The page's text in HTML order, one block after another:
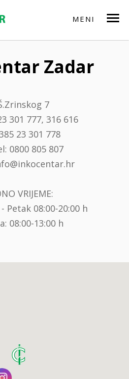
MENI
Zadar
7
301 777, 316 616
23 301 778
0800 805 807
VRIJEME:
Petak 08:00-20:00 h
08:00-13:00 h